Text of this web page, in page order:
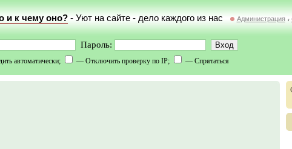
и к чему оно?- Уют на сайте - дело каждого из нас Администрация //
Пароль:
автоматически; — Отключить проверку по IP; — Спрятаться